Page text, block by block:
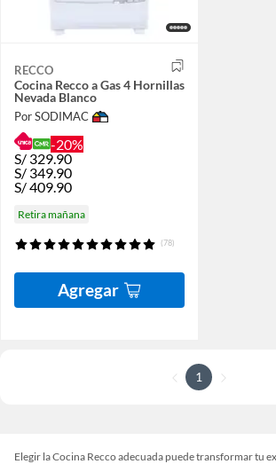
RECCO
Cocina Recco a Gas 4 Hornillas
Nevada Blanco
Por SODIMAC
-20%
S/ 329.90
S/ 349.90
S/409.90
Retira mañana
(78)
Agregar
1
Elegir la Cocina Recco adecuada puede transformar tu